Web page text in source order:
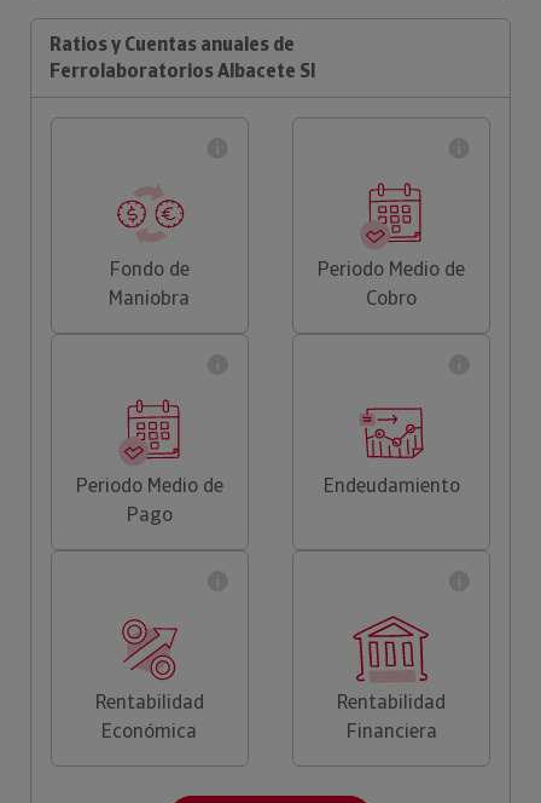
Ratios y Cuentas anuales de
Ferrolaboratorios Albacete Sl
Fondo de
Maniobra
Periodo Medio de
Cobro
Periodo Medio de
Pago
Endeudamiento
Rentabilidad
Económica
Rentabilidad
Financiera